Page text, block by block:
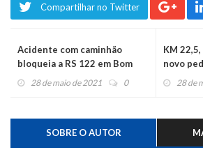
Compartilhar no Twitter
Acidente com caminhão
bloqueia a RS 122 em Bom
Princípio
28 de maio de 2021 0
KM
novo
em Bom
28 de
SOBRE O AUTOR